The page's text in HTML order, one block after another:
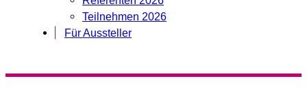
Teilnehmen 2026
Für Aussteller